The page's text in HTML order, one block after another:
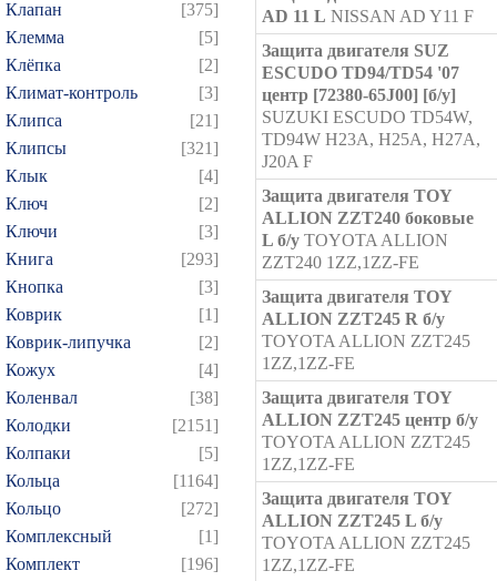
Клапан
[375]
Клемма
[5]
Клёпка
[2]
Климат-контроль
[3]
Клипса
[21]
Клипсы
[321]
Клык
[4]
Ключ
[2]
Ключи
[3]
Книга
[293]
Кнопка
[3]
Коврик
[1]
Коврик-липучка
[2]
Кожух
[4]
Коленвал
[38]
Колодки
[2151]
Колпаки
[5]
Кольца
[1164]
Кольцо
[272]
Комплексный
[1]
Комплект
[196]
AD 11 L NISSAN AD Y11 F
Защита двигателя SUZ
ESCUDO TD94/TD54 '07
центр [72380-65J00] [б/у]
SUZUKI ESCUDO TD54W,
TD94W H23A, H25A, H27A,
J20A F
Защита двигателя TOY
ALLION ZZT240 боковые
L б/у TOYOTA ALLION
ZZT240 1ZZ,1ZZ-FE
Защита двигателя TOY
ALLION ZZT245 R б/у
TOYOTA ALLION ZZT245
1ZZ,1ZZ-FE
Защита двигателя TOY
ALLION ZZT245 центр б/у
TOYOTA ALLION ZZT245
1ZZ,1ZZ-FE
Защита двигателя TOY
ALLION ZZT245 L б/у
TOYOTA ALLION ZZT245
1ZZ,1ZZ-FE